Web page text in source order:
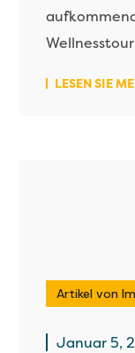
LESEN SIE
Artikel von
Januar 5,